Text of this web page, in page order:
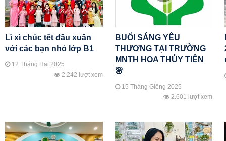
Lì xì chúc tết đầu xuân
với các bạn nhỏ lớp B1
12 Tháng Hai 2025
2.242 lượt xem
BUỔI SÁNG YÊU
THƯƠNG TẠI TRƯỜNG
MNTH HOA THỦY TIÊN
🌸
15 Tháng Giêng 2025
2.601 lượt xem